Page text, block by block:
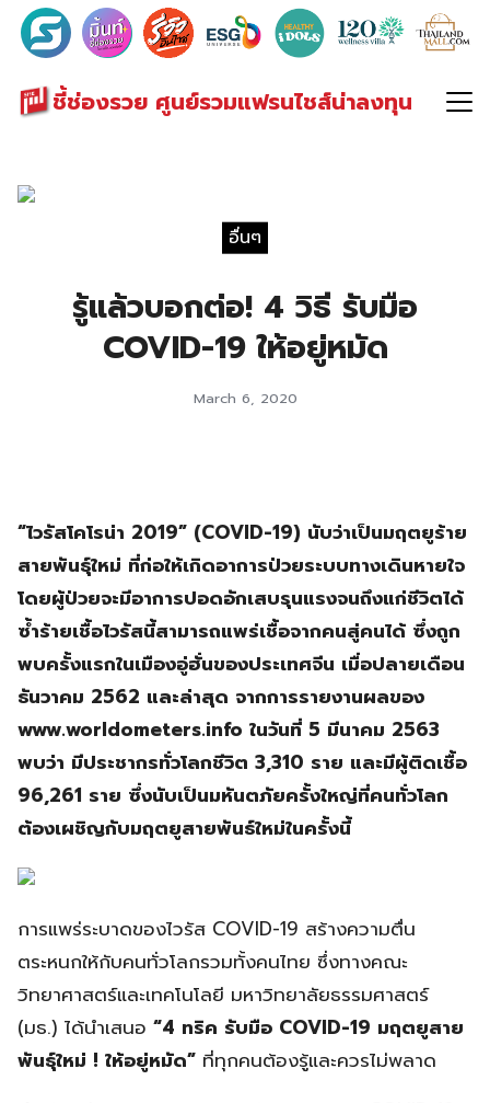
ชี้ช่องรวย ศูนย์รวมแฟรนไชส์น่าลงทุน
Search
for:
อื่นๆ
รู้แล้วบอกต่อ! 4 วิธี รับมือ
COVID-19 ให้อยู่หมัด
March 6, 2020
“ไวรัสโคโรน่า 2019” (COVID-19) นับว่าเป็นมฤตยูร้าย
สายพันธุ์ใหม่ ที่ก่อให้เกิดอาการป่วยระบบทางเดินหายใจ
โดยผู้ป่วยจะมีอาการปอดอักเสบรุนแรงจนถึงแก่ชีวิตได้
ซ้ำร้ายเชื้อไวรัสนี้สามารถแพร่เชื้อจากคนสู่คนได้ ซึ่งถูก
พบครั้งแรกในเมืองอู่ฮั่นของประเทศจีน เมื่อปลายเดือน
ธันวาคม 2562 และล่าสุด จากการรายงานผลของ
www.worldometers.info ในวันที่ 5 มีนาคม 2563
พบว่า มีประชากรทั่วโลกชีวิต 3,310 ราย และมีผู้ติดเชื้อ
96,261 ราย ซึ่งนับเป็นมหันตภัยครั้งใหญ่ที่คนทั่วโลก
ต้องเผชิญกับมฤตยูสายพันธ์ใหม่ในครั้งนี้
การแพร่ระบาดของไวรัส COVID-19 สร้างความตื่น
ตระหนกให้กับคนทั่วโลกรวมทั้งคนไทย ซึ่งทางคณะ
วิทยาศาสตร์และเทคโนโลยี มหาวิทยาลัยธรรมศาสตร์
(มธ.) ได้นำเสนอ “4 ทริค รับมือ COVID-19 มฤตยูสาย
พันธุ์ใหม่ ! ให้อยู่หมัด” ที่ทุกคนต้องรู้และควรไม่พลาด